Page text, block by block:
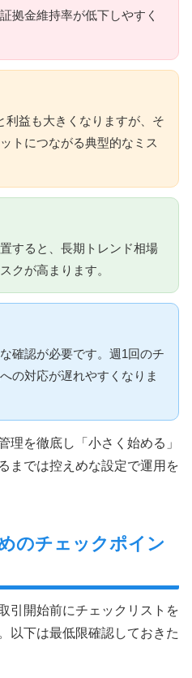
拠金維持率が低下しやすく
利益も大きくなりますが、そ
トにつながる典型的なミス
すると、長期トレンド相場
クが高まります。
確認が必要です。週1回のチ
の対応が遅れやすくなりま
理を徹底し「小さく始める」
までは控えめな設定で運用を
のチェックポイン
引開始前にチェックリストを
以下は最低限確認しておきた